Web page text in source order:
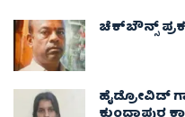
ಚೆಕ್​ಬೌನ್ಸ್​
ಹೈಡ್ರೋವಿಡ್